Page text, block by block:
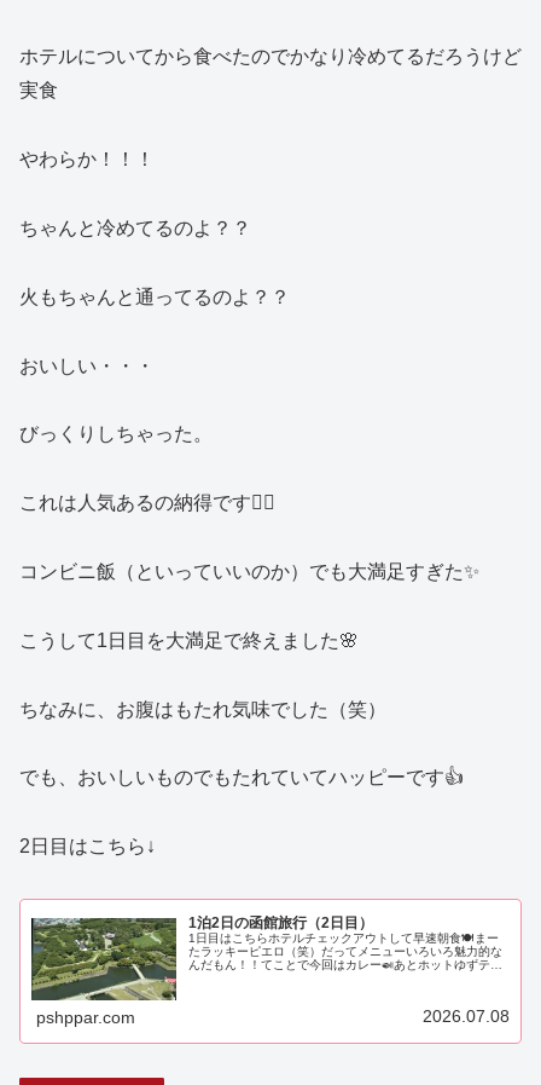
ホテルについてから食べたのでかなり冷めてるだろうけど
実食
やわらか！！！
ちゃんと冷めてるのよ？？
火もちゃんと通ってるのよ？？
おいしい・・・
びっくりしちゃった。
これは人気あるの納得です🙂‍↕️
コンビニ飯（といっていいのか）でも大満足すぎた✨
こうして1日目を大満足で終えました🌸
ちなみに、お腹はもたれ気味でした（笑）
でも、おいしいものでもたれていてハッピーです👍
2日目はこちら↓
1泊2日の函館旅行（2日目）
1日目はこちらホテルチェックアウトして早速朝食🍽️まー
たラッキーピエロ（笑）だってメニューいろいろ魅力的な
んだもん！！てことで今回はカレー🍛あとホットゆずティ
pshppar.com 2026.07.08